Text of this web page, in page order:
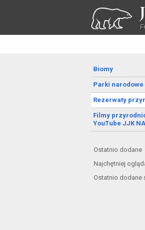
Biomy
Parki
Rezerwaty
Filmy
YouTube JJK
Ostatnio dodane
Najchętniej
Ostatnio dodane